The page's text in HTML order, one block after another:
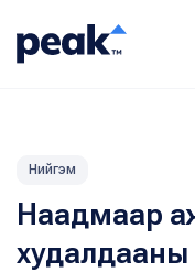
Нийгэм
Наадмаар
худалдааны